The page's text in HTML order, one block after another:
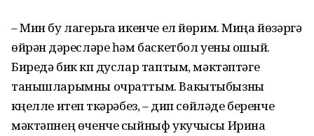
– Мин бу лагерьга икенче ел йөрим. Миңа йөзәргә
өйрәнү дәресләре һәм баскетбол уены ошый.
Биредә бик күп дуслар таптым, мәктәптәге
танышларымны очраттым. Вакытыбызны
күңелле итеп үткәрәбез, – дип сөйләде беренче
мәктәпнең өченче сыйныф укучысы Ирина